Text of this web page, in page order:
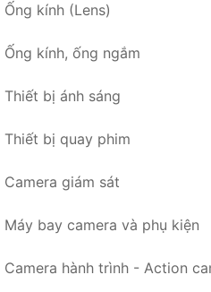
Ống kính (Lens)
Ống kính, ống ngắm
Thiết bị ánh sáng
Thiết bị quay phim
Camera giám sát
Máy bay camera và phụ kiện
Camera hành trình - Action